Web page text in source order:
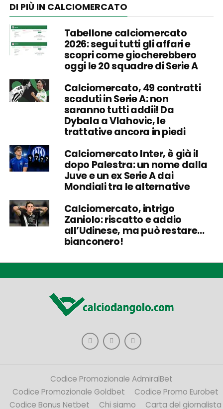
DI PIÙ IN CALCIOMERCATO
Tabellone calciomercato
2026: segui tutti gli affari e
scopri come giocherebbero
oggi le 20 squadre di Serie A
Calciomercato, 49 contratti
scaduti in Serie A: non
saranno tutti addii! Da
Dybala a Vlahovic, le
trattative ancora in piedi
Calciomercato Inter, è già il
dopo Palestra: un nome dalla
Juve e un ex Serie A dai
Mondiali tra le alternative
Calciomercato, intrigo
Zaniolo: riscatto e addio
all’Udinese, ma può restare…
bianconero!
Codice Promozionale AdmiralBet
Codice Promozionale Goldbet
Codice Promo Eurobet
Codice Bonus Netbet
Chi siamo Carta del giornalista